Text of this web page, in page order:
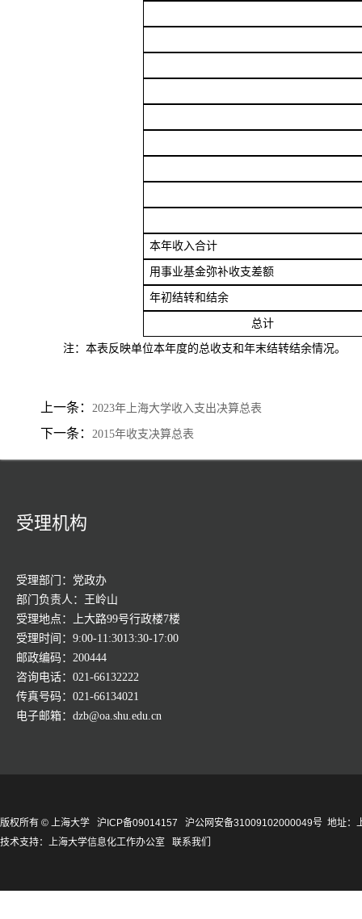
本年收入合计
用事业基金弥补收支差额
年初结转和结余
总计
注：本表反映单位本年度的总收支和年末结转结余情况。
上一条： 2023年上海大学收入支出决算总表
下一条： 2015年收支决算总表
受理机构
受理部门：党政办
部门负责人：王岭山
受理地点：上大路99号行政楼7楼
受理时间：9:00-11:3013:30-17:00
邮政编码：200444
咨询电话：021-66132222
传真号码：021-66134021
电子邮箱：dzb@oa.shu.edu.cn
版权所有 © 上海大学 沪ICP备09014157 沪公网安备31009102000049号 地址：
技术支持： 上海大学信息化工作办公室 联系我们